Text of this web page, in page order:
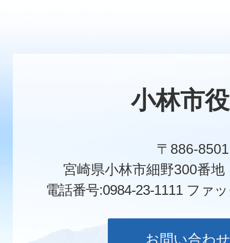
小林市
〒886-8501
宮崎県小林市細野300番
電話番号:0984-23-1111 ファ
お問い合わせ